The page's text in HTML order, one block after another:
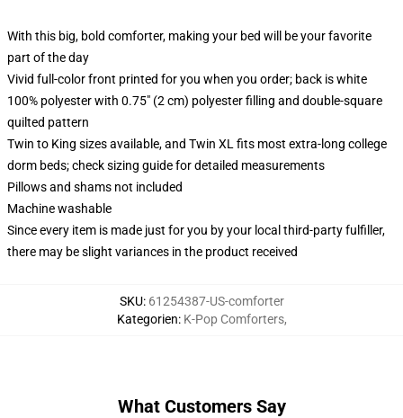
With this big, bold comforter, making your bed will be your favorite
part of the day
Vivid full-color front printed for you when you order; back is white
100% polyester with 0.75" (2 cm) polyester filling and double-square
quilted pattern
Twin to King sizes available, and Twin XL fits most extra-long college
dorm beds; check sizing guide for detailed measurements
Pillows and shams not included
Machine washable
Since every item is made just for you by your local third-party fulfiller,
there may be slight variances in the product received
SKU: 61254387-US-comforter
Kategorien: K-Pop Comforters,
What Customers Say